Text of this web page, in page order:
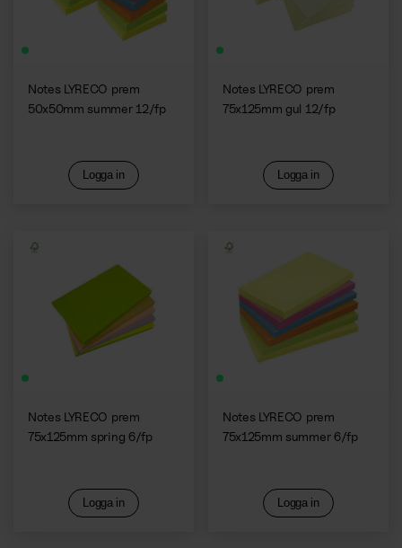
Notes LYRECO prem
50x50mm summer 12/fp
Logga in
Notes LYRECO prem
75x125mm gul 12/fp
Logga in
Notes LYRECO prem
75x125mm spring 6/fp
Logga in
Notes LYRECO prem
75x125mm summer 6/fp
Logga in